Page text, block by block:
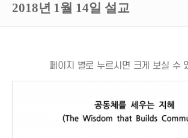
2018년 1월 14일 설교
페이지 별로 누르시면 크게 보실 수